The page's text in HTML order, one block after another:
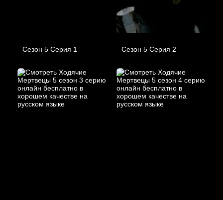
Сезон 5 Серия 1 Сезон 5 Серия 2